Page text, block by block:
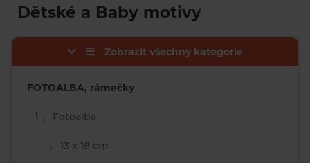
Dětské a Baby motivy
Zobrazit všechny kategorie
FOTOALBA, rámečky
Fotoalba
13 x 18 cm